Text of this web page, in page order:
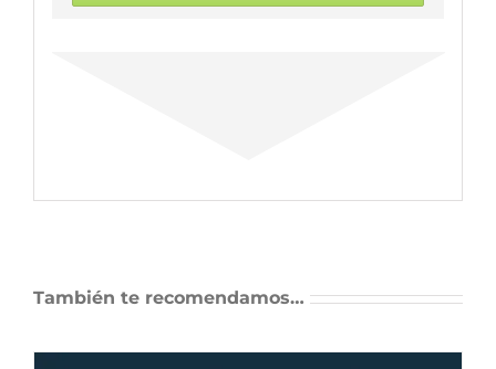
También te recomendamos…